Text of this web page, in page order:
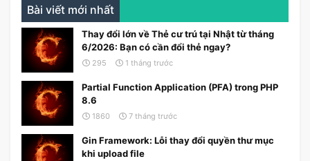
Bài viết mới nhất
Thay đổi lớn về Thẻ cư trú tại Nhật từ tháng
6/2026: Bạn có cần đổi thẻ ngay?
295 1 tháng trước
Partial Function Application (PFA) trong PHP
8.6
1860 7 tháng trước
Gin Framework: Lỗi thay đổi quyền thư mục
khi upload file